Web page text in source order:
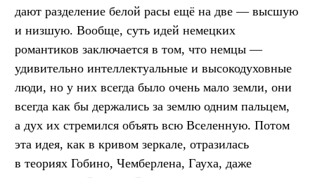
дают разделение белой расы ещё на две — высшую
и низшую. Вообще, суть идей немецких
романтиков заключается в том, что немцы —
удивительно интеллектуальные и высокодуховные
люди, но у них всегда было очень мало земли, они
всегда как бы держались за землю одним пальцем,
а дух их стремился объять всю Вселенную. Потом
эта идея, как в кривом зеркале, отразилась
в теориях Гобино, Чемберлена, Гауха, даже